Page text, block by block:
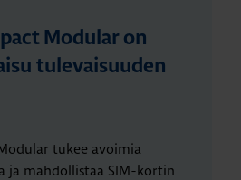
Modular on
tulevaisuuden
tukee avoimia
ja mahdollistaa SIM-kortin